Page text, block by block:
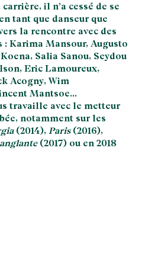
il n’a cessé de se
tant que danseur que
la rencontre avec des
: Karima Mansour, Augusto
Salia Sanou, Seydou
Eric Lamoureux,
Acogny, Wim
Mantsoe…
travaille avec le metteur
notamment sur les
(2014), Paris(2016),
(2017) ou en 2018